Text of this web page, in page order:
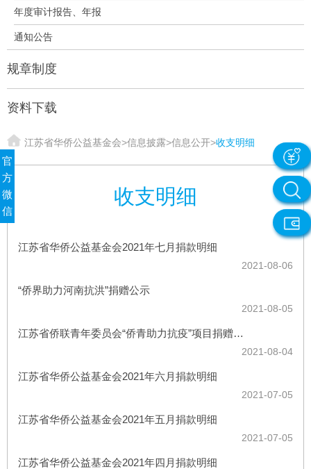
年度审计报告、年报
通知公告
规章制度
资料下载
江苏省华侨公益基金会>信息披露>信息公开>收支明细
收支明细
江苏省华侨公益基金会2021年七月捐款明细
2021-08-06
“侨界助力河南抗洪”捐赠公示
2021-08-05
江苏省侨联青年委员会“侨青助力抗疫”项目捐赠情况公示
2021-08-04
江苏省华侨公益基金会2021年六月捐款明细
2021-07-05
江苏省华侨公益基金会2021年五月捐款明细
2021-07-05
江苏省华侨公益基金会2021年四月捐款明细
官
方
微
信